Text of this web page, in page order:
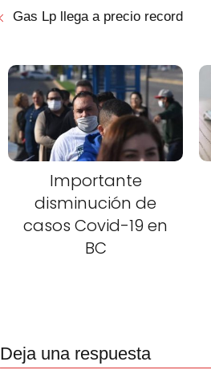
Gas Lp llega a precio record
Importante
disminución de
casos Covid-19 en
BC
Deja una respuesta